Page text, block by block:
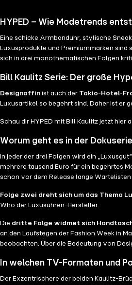
HYPED – Wie Modetrends
Eine schicke Armbanduhr, stylische
Luxusprodukte und Premiummarken sind
sich in drei monothematischen Folgen
Bill Kaulitz Serie: Der große
Designaffin ist auch der Tokio-Hotel-
Luxusartikel so begehrt sind. Daher ist er
Schau dir HYPED mit Bill Kaulitz jetzt hier
Worum geht es in der
In jeder der drei Folgen wird ein
mehrere tausend Euro für ein begehrtes
schon vor dem Release lange
Folge zwei dreht sich um das Thema
Who der Luxusuhren-Hersteller.
Die dritte Folge widmet sich
an den Laufstegen der Fashion Week in
beobachten. Über die Bedeutung von
In welchen TV-Formaten und
Der Exzentrischere der beiden Kaulitz-